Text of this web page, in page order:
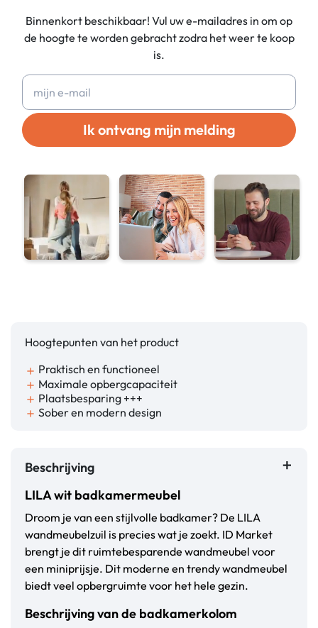
Binnenkort beschikbaar! Vul uw e-mailadres in om op
de hoogte te worden gebracht zodra het weer te koop
is.
Ik ontvang mijn melding
Hoogtepunten van het product
add Praktisch en functioneel
add Maximale opbergcapaciteit
add Plaatsbesparing +++
add Sober en modern design
Beschrijving
LILA wit badkamermeubel
Droom je van een stijlvolle badkamer? De LILA
wandmeubelzuil is precies wat je zoekt. ID Market
brengt je dit ruimtebesparende wandmeubel voor
een miniprijsje. Dit moderne en trendy wandmeubel
biedt veel opbergruimte voor het hele gezin.
Beschrijving van de badkamerkolom